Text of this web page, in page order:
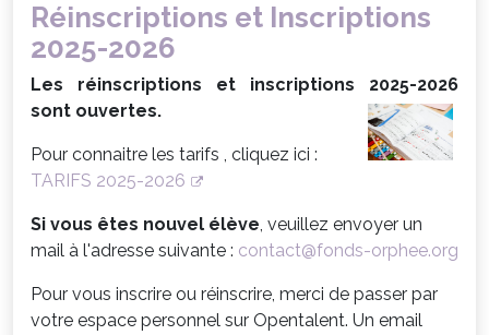
Réinscriptions et Inscriptions
2025-2026
Les réinscriptions et inscriptions 2025-2026
sont ouvertes.
Pour connaitre les tarifs , cliquez ici :
TARIFS 2025-2026
Si vous êtes nouvel élève, veuillez envoyer un
mail à l'adresse suivante : contact@fonds-orphee.org
Pour vous inscrire ou réinscrire, merci de passer par
votre espace personnel sur Opentalent. Un email